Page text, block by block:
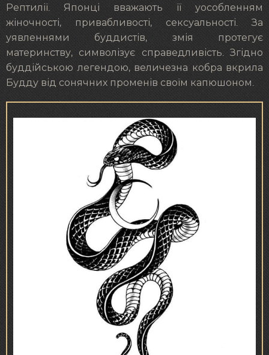
Рептилії. Японці вважають її уособленням
жіночності, привабливості, сексуальності. За
уявленнями буддистів, змія протегує
материнству, символізує справедливість. Згідно
буддійською легендою, величезна кобра вкрила
Будду від сонячних променів своїм капюшоном.